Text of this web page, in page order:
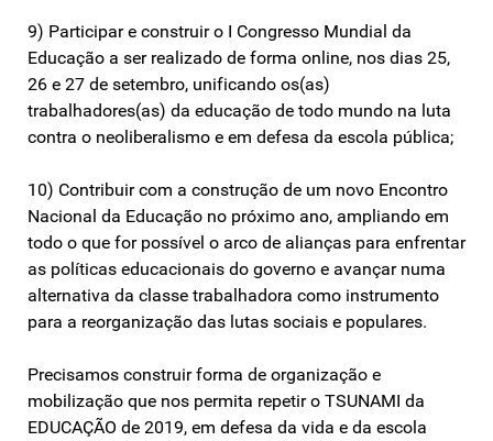
9) Participar e construir o I Congresso Mundial da
Educação a ser realizado de forma online, nos dias 25,
26 e 27 de setembro, unificando os(as)
trabalhadores(as) da educação de todo mundo na luta
contra o neoliberalismo e em defesa da escola pública;
10) Contribuir com a construção de um novo Encontro
Nacional da Educação no próximo ano, ampliando em
todo o que for possível o arco de alianças para enfrentar
as políticas educacionais do governo e avançar numa
alternativa da classe trabalhadora como instrumento
para a reorganização das lutas sociais e populares.
Precisamos construir forma de organização e
mobilização que nos permita repetir o TSUNAMI da
EDUCAÇÃO de 2019, em defesa da vida e da escola